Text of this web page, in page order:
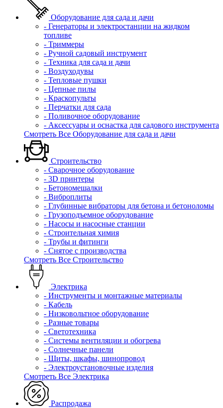
Оборудование для сада и дачи
- Генераторы и электростанции на жидком
топливе
- Триммеры
- Ручной садовый инструмент
- Техника для сада и дачи
- Воздуходувы
- Тепловые пушки
- Цепные пилы
- Краскопульты
- Перчатки для сада
- Поливочное оборудование
- Аксессуары и оснастка для садового инструмента
Смотреть Все Оборудование для сада и дачи
Строительство
- Сварочное оборудование
- 3D принтеры
- Бетономешалки
- Виброплиты
- Глубинные вибраторы для бетона и бетоноломы
- Грузоподъемное оборудование
- Насосы и насосные станции
- Строительная химия
- Трубы и фитинги
- Снятое с производства
Смотреть Все Строительство
Электрика
- Инструменты и монтажные материалы
- Кабель
- Низковольтное оборудование
- Разные товары
- Светотехника
- Системы вентиляции и обогрева
- Солнечные панели
- Щиты, шкафы, шинопровод
- Электроустановочные изделия
Смотреть Все Электрика
Распродажа